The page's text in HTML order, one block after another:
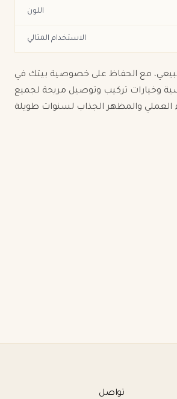
اللون
الاستخدام المثالي
لضبط كمية الضوء الطبيعي، مع الحفاظ على خصوصية بيتك في
وخيارات تركيب وتوصيل مريحة لجميع
تواصل